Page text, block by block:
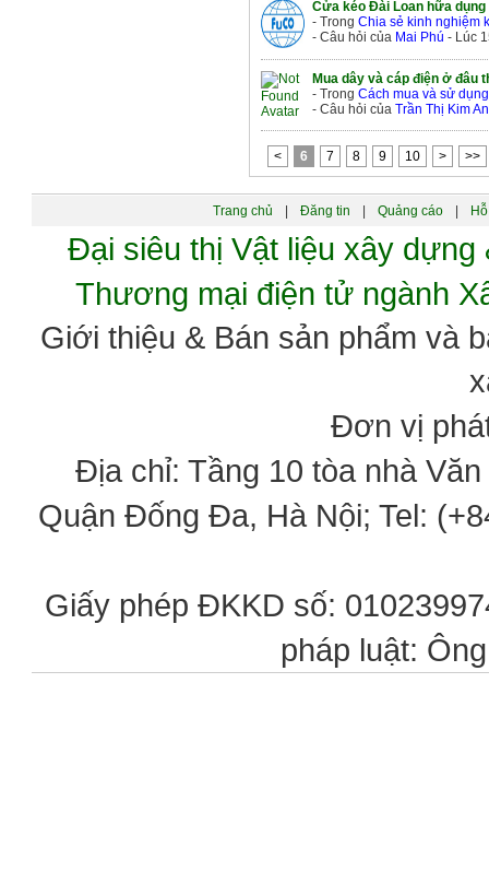
Cửa kéo Đài Loan hữa
- TrongChia sẻ kinh nghiệm
- Câu hỏi của Mai Phú - Lúc
Mua dây và cáp điện ở đâu
- TrongCách mua và sử
- Câu hỏi củaTrần Thị Kim
< 6 7 8 9 10 > >>
Trang chủ Đăng tin Quảng cáo
Đại siêu thị Vật liệu xây
Thương mại điện tử ngành
Giới thiệu & Bán sản phẩm và
Đơn vị
Địa chỉ: Tầng 10 tòa nhà
Quận Đống Đa, Hà Nội; Tel:
Giấy phép ĐKKD số:
pháp luật: